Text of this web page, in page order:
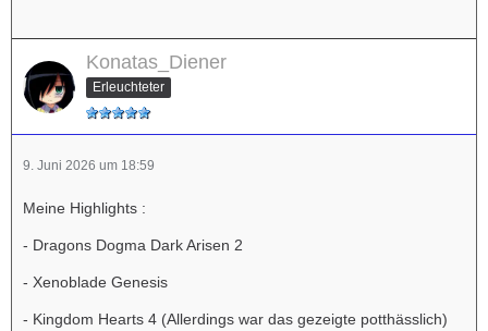
Konatas_Diener
Erleuchteter
9. Juni 2026 um 18:59
Meine Highlights :
- Dragons Dogma Dark Arisen 2
- Xenoblade Genesis
- Kingdom Hearts 4 (Allerdings war das gezeigte potthässlich)